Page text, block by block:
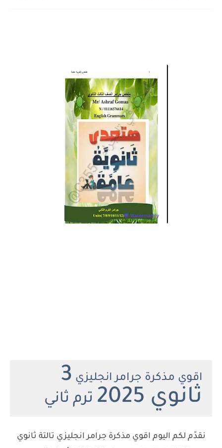
اقوي مذكرة جرامر انجليزي 3
ثانوي 2025
ترم ثاني
نقدّم لكم اليوم اقوي مذكرة جرامر انجليزي تالتة ثانوي